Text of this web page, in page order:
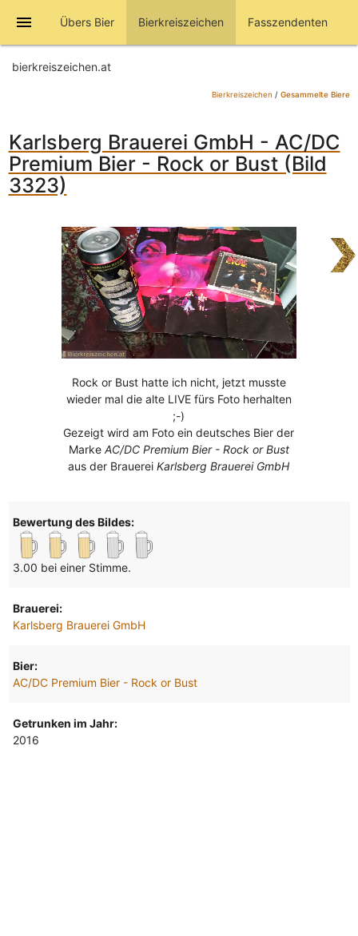
menu Übers Bier Bierkreiszeichen Fasszendenten
bierkreiszeichen.at
Bierkreiszeichen / Gesammelte Biere
Karlsberg Brauerei GmbH - AC/DC
Premium Bier - Rock or Bust (Bild
3323)
Rock or Bust hatte ich nicht, jetzt musste
wieder mal die alte LIVE fürs Foto herhalten
;-)
Gezeigt wird am Foto ein deutsches Bier der
Marke AC/DC Premium Bier - Rock or Bust
aus der BrauereiKarlsberg Brauerei GmbH
Bewertung des Bildes:
3.00 bei einer Stimme.
Brauerei:
Karlsberg Brauerei GmbH
Bier:
AC/DC Premium Bier - Rock or Bust
Getrunken im Jahr:
2016